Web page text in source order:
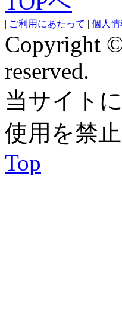
| ご利用にあたって | 個人
Copyright
reserved.
当サイト
使用を禁
Top